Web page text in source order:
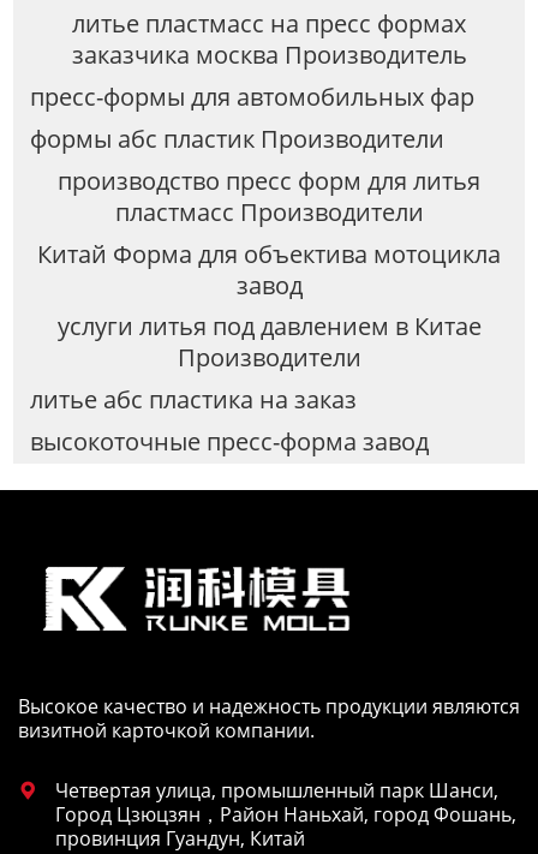
литье пластмасс на пресс формах
заказчика москва Производитель
пресс-формы для автомобильных фар
формы абс пластик Производители
производство пресс форм для литья
пластмасс Производители
Китай Форма для объектива мотоцикла
завод
услуги литья под давлением в Китае
Производители
литье абс пластика на заказ
высокоточные пресс-форма завод
Высокое качество и надежность продукции являются
визитной карточкой компании.

Четвертая улица, промышленный парк Шанси,
Город Цзюцзян，Район Наньхай, город Фошань,
провинция Гуандун, Китай